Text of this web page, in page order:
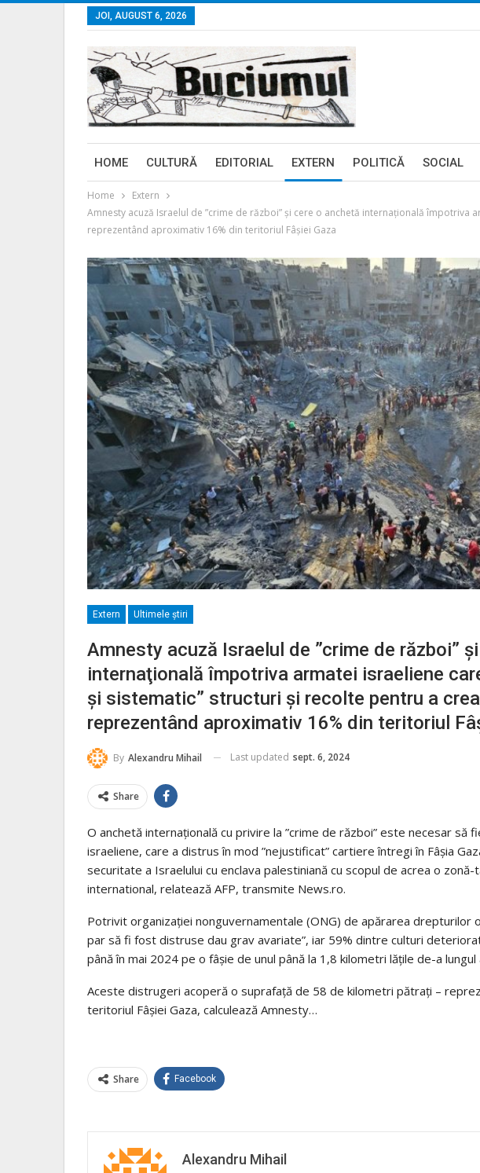
JOI, AUGUST 6, 2026
HOME CULTURĂ EDITORIAL EXTERN POLITICĂ SOCIAL
Home
Extern
Amnesty acuză Israelul de ”crime de război” şi cere o anchetă internaţională
reprezentând aproximativ 16% din teritoriul Fâşiei Gaza
Extern Ultimele ştiri
Amnesty acuză Israelul de ”crime de război”
internaţională împotriva armatei israeliene
şi sistematic” structuri şi recolte pentru a
reprezentând aproximativ 16% din teritoriul
By Alexandru Mihail Last updated sept. 6, 2024
Share
O anchetă internaţională cu privire la ”crime de război” este necesar să
israeliene, care a distrus în mod ”nejustificat” cartiere întregi în Fâşia
securitate a Israelului cu enclava palestiniană cu scopul de acrea o
international, relatează AFP, transmite News.ro.
Potrivit organizaţiei nonguvernamentale (ONG) de apărarea drepturilor
par să fi fost distruse dau grav avariate”, iar 59% dintre culturi
până în mai 2024 pe o fâşie de unul până la 1,8 kilometri lăţile de-a
Aceste distrugeri acoperă o suprafaţă de 58 de kilometri pătraţi –
teritoriul Fâşiei Gaza, calculează Amnesty…
Share Facebook
Alexandru Mihail